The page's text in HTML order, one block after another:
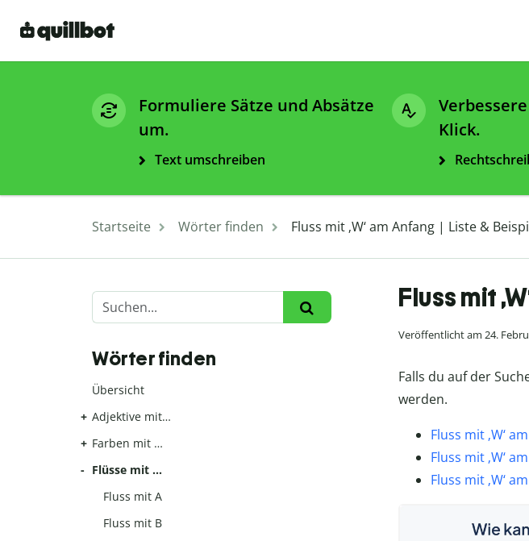
Formuliere Sätze und Absätze
um.
Text umschreiben
Klick.
Startseite Wörter finden Fluss mit ‚W‘ am Anfang | Liste &
Fluss mit
Veröffentlicht am 24.
Falls du auf der
werden.
Fluss mit ‚W‘
Fluss mit ‚W‘
Fluss mit ‚W‘
Wörter finden
Übersicht
Adjektive mit…
Farben mit …
Flüsse mit …
Fluss mit A
Fluss mit B